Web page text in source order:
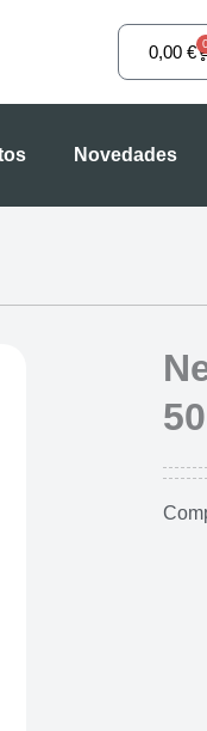
0,00 €
Novedades